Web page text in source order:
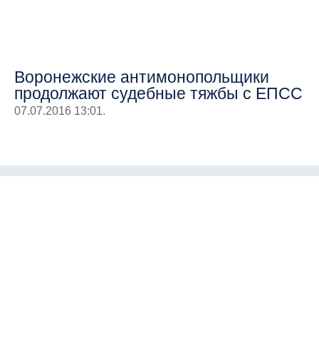
Воронежские антимонопольщики
продолжают судебные тяжбы с ЕПСС
07.07.2016 13:01.